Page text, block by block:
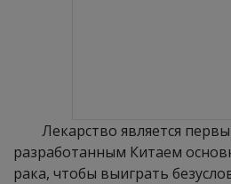
Лекарство является
разработанным Китаем
рака, чтобы выиграть